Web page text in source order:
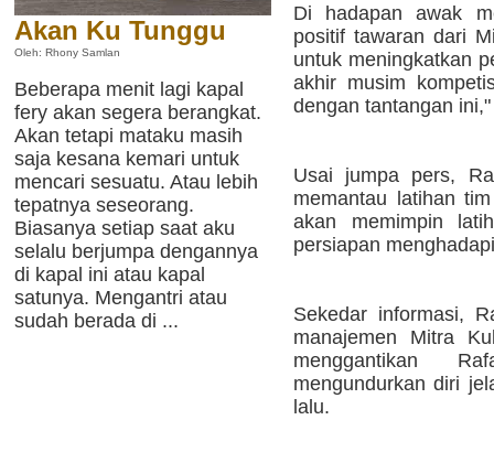
Akan Ku Tunggu
Oleh: Rhony Samlan
Beberapa menit lagi kapal
fery akan segera berangkat.
Akan tetapi mataku masih
saja kesana kemari untuk
mencari sesuatu. Atau lebih
tepatnya seseorang.
Biasanya setiap saat aku
selalu berjumpa dengannya
di kapal ini atau kapal
satunya. Mengantri atau
sudah berada di ...
Di hadapan awak
positif tawaran dari
untuk meningkatkan
akhir musim
dengan tantangan
Usai jumpa pers,
memantau latihan
akan memimpin
persiapan
Sekedar informasi,
manajemen Mitra
menggantikan
mengundurkan diri
lalu.